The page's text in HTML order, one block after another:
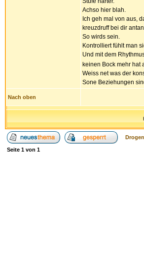
Achso hier blah.
Ich geh mal von aus,
kreuzdruff bei dir
So wirds sein.
Kontrolliert fühlt man
Und mit dem
keinen Bock mehr hat
Weiss net was der
Sone Beziehungen
Nach oben
Seite 1 von 1